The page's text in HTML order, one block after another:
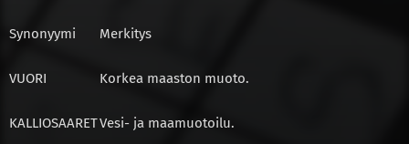
Synonyymi Merkitys
VUORI Korkea maaston muoto.
KALLIOSAARETVesi- ja maamuotoilu.